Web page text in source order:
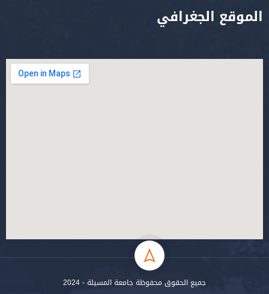
الموقع الجغرافي
جميع الحقوق محفوظة جامعة المسيلة - 2024